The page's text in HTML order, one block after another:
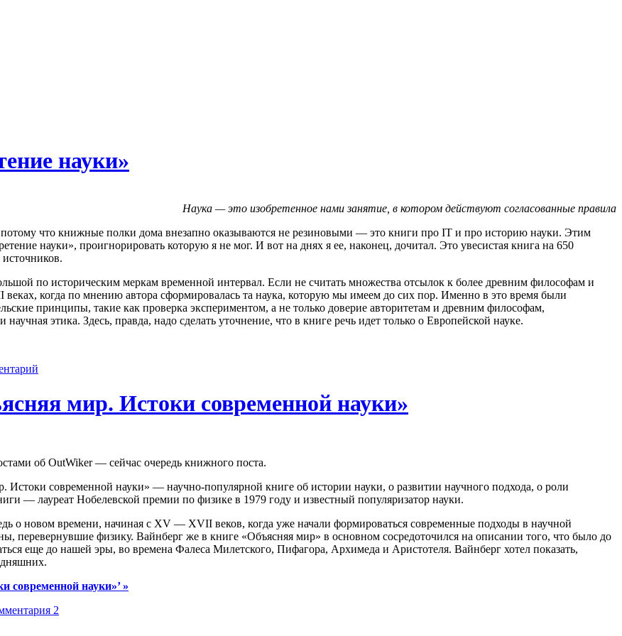
науки»
Наука — это изобретенное нами занятие, в котором действуют согласованные правила
потому что книжные полки дома внезапно оказываются не резиновыми — это книги про IT и про историю науки. Этим
науки», проигнорировать которую я не мог. И вот на днях я ее, наконец, дочитал. Это увесистая книга на 650
по историческим меркам временной интервал. Если не считать множества отсылок к более древним философам и
когда по мнению автора сформировалась та наука, которую мы имеем до сих пор. Именно в это время были
принципы, такие как проверка экспериментом, а не только доверие авторитетам и древним философам,
этика. Здесь, правда, надо сделать уточнение, что в книге речь идет только о Европейской науке.
мир. Истоки современной науки»
об OutWiker — сейчас очередь книжного поста.
Истоки современной науки» — научно-популярной книге об истории науки, о развитии научного подхода, о роли
— лауреат Нобелевской премии по физике в 1979 году и известный популяризатор науки.
о новом времени, начиная с XV — XVII веков, когда уже начали формироваться современные подходы в научной
перевернувшие физику. Вайнберг же в книге «Объясняя мир» в основном сосредоточился на описании того, что было до
еще до нашей эры, во времена Фалеса Милетского, Пифагора, Архимеда и Аристотеля. Вайнберг хотел показать,
современной науки»’ »
2